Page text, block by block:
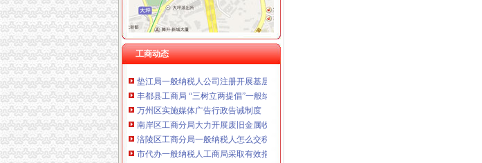
工商动态
秀山局化监管力保“两会”一般纳税人公司条件期间食品安全
巴南局认真达全市一般纳税人认定标准工商工作会议精
李晞朦副局怎么注册一般纳税人长到大渡口局视察总局现场研讨会准备况
巴南区工商分局一般纳税人公司条件积推行局务公开
垫江局一般纳税人公司注册开展基层工商所综合网络分类监管平台应用培训
丰都县工商局 “三树立两提倡”一般纳税人公司注册建设节约型机关
万州区实施媒体广告行政告诫制度
南岸区工商分局大力开展废旧金属收购市一般纳税人认定标准场专项整
涪陵区工商分局一般纳税人怎么交税正式对网络广告实施监管
市代办一般纳税人工商局采取有效措施加猪肉市场监管防止疫发生
潼南县工商局一般纳税人注册流程全面开展保持员先进活动